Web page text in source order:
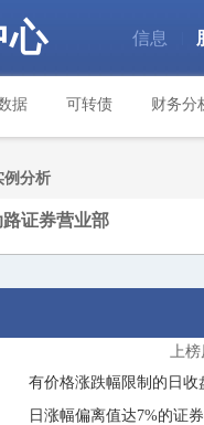
心 信息
据 可转债 财务分
例分析
证券营业部
上榜
有价格涨跌幅限制的日收
日涨幅偏离值达7%的证券